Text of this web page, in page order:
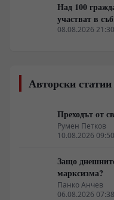
Над 100
участват в
08.08.2026 21:30
Авторски статии
Преходът от
Румен Петков
10.08.2026 09:50
Защо
марксизма?
Панко Анчев
06.08.2026 07:38